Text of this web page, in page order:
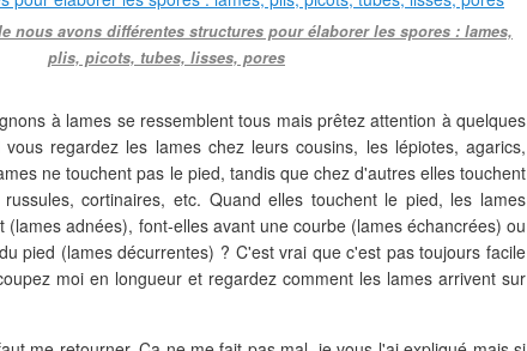
nous avons différentes structures pour élaborer les spores : lames,
plis, picots, tubes, lisses, pores
à lames se ressemblent tous mais prêtez attention à quelques
regardez les lames chez leurs cousins, les lépiotes, agarics,
ne touchent pas le pied, tandis que chez d'autres elles touchent
cortinaires, etc. Quand elles touchent le pied, les lames
(lames adnées), font-elles avant une courbe (lames échancrées) ou
pied (lames décurrentes) ? C'est vrai que c'est pas toujours facile
moi en longueur et regardez comment les lames arrivent sur